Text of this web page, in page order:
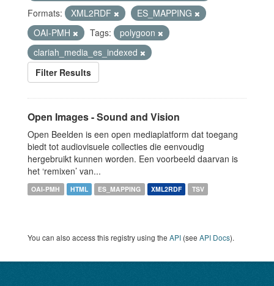
Formats:
XML2RDF
ES_MAPPING
OAI-PMH
Tags:
polygoon
clariah_media_es_indexed
Filter Results
Open Images - Sound and Vision
Open Beelden is een open mediaplatform dat toegang
biedt tot audiovisuele collecties die eenvoudig
hergebruikt kunnen worden. Een voorbeeld daarvan is
het ‘remixen’ van...
OAI-PMH HTML ES_MAPPING XML2RDF TSV
You can also access this registry using the API (see API Docs).